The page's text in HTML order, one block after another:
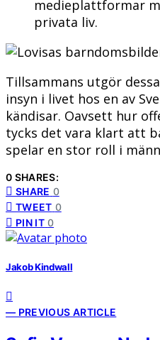
medieplattformar
privata liv.
Tillsammans utgör
insyn i livet hos en av
kändisar. Oavsett hur
tycks det vara klart att
spelar en stor roll i
0 SHARES:
SHARE 0
TWEET 0
PIN IT 0
Jakob Kindwall
— PREVIOUS ARTICLE